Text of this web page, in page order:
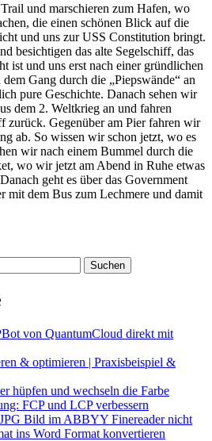
und marschieren zum Hafen, wo
die einen schönen Blick auf die
und uns zur USS Constitution bringt.
besichtigen das alte Segelschiff, das
ist und uns erst nach einer gründlichen
Gang durch die „Piepswände“ an
pure Geschichte. Danach sehen wir
dem 2. Weltkrieg an und fahren
zurück. Gegenüber am Pier fahren wir
ab. So wissen wir schon jetzt, wo es
wir nach einem Bummel durch die
wo wir jetzt am Abend in Ruhe etwas
geht es über das Government
mit dem Bus zum Lechmere und damit
von QuantumCloud direkt mit
& optimieren | Praxisbeispiel &
hüpfen und wechseln die Farbe
FCP und LCP verbessern
Bild im ABBYY Finereader nicht
ins Word Format konvertieren